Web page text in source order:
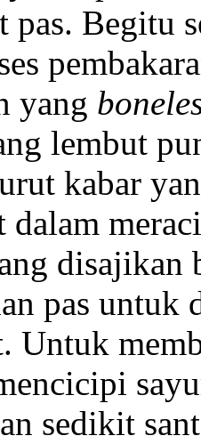
pas. Begitu
yang
lembut
kabar
dalam
disajikan
pas untuk
Untuk
sedikit